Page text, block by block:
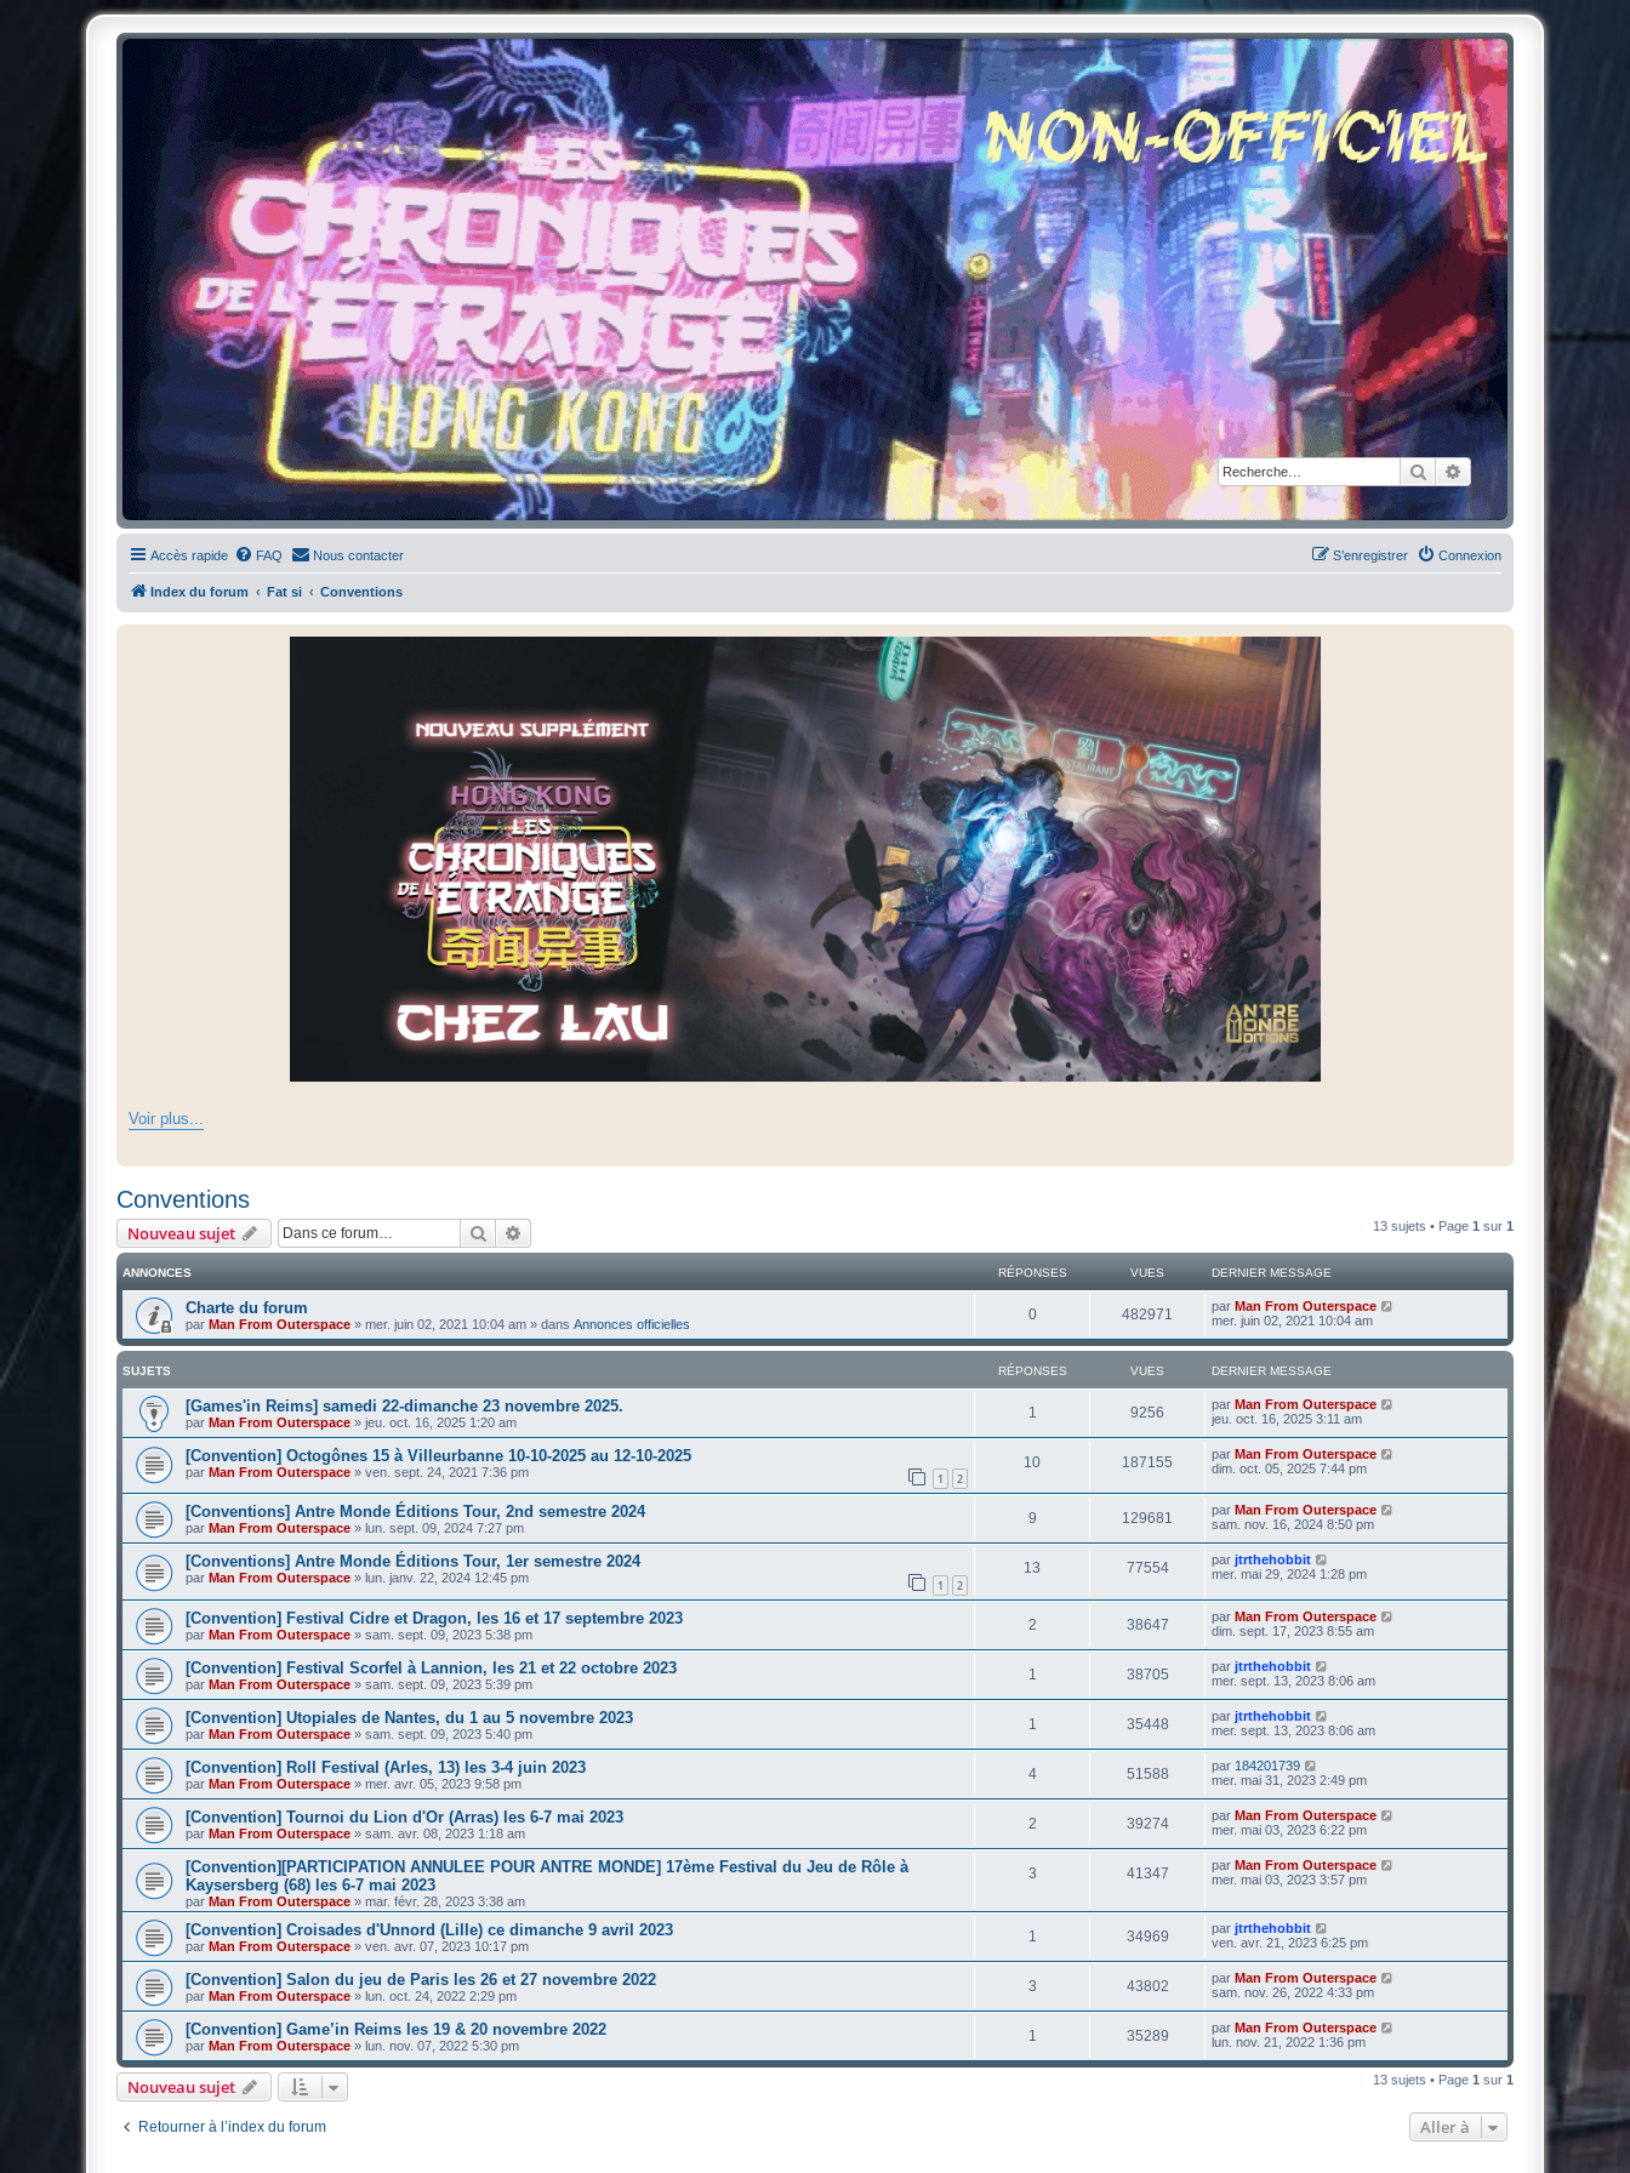
RechercherRecherche avancée
Chroniques de l'Étrange NO
Pour les amateurs des Chroniques de l'Étrange
Accès rapide FAQ Nous contacter Connexion
S’enregistrer
Index du forum Fat si Conventions
Voir plus...
Conventions
Nouveau sujet Rechercher 13 sujets • Page 1 sur 1
ANNONCES RÉPONSES VUES DERNIER MESSAGE
Charte du forum
par Man From Outerspace » mer. juin 02, 2021 10:04 am » dans Annonces officielles
0 482971 par Man From Outerspace
mer. juin 02, 2021 10:04 am
SUJETS RÉPONSES VUES DERNIER MESSAGE
[Games'in Reims] samedi 22-dimanche 23 novembre 2025.
par Man From Outerspace » jeu. oct. 16, 2025 1:20 am
1 9256 par Man From Outerspace
jeu. oct. 16, 2025 3:11 am
[Convention] Octogônes 15 à Villeurbanne 10-10-2025 au 12-10-2025
par Man From Outerspace » ven. sept. 24, 2021 7:36 pm 1 2
10 187155 par Man From Outerspace
dim. oct. 05, 2025 7:44 pm
[Conventions] Antre Monde Éditions Tour, 2nd semestre 2024
par Man From Outerspace » lun. sept. 09, 2024 7:27 pm
9 129681 par Man From Outerspace
sam. nov. 16, 2024 8:50 pm
[Conventions] Antre Monde Éditions Tour, 1er semestre 2024
par Man From Outerspace » lun. janv. 22, 2024 12:45 pm 1 2
13 77554 par jtrthehobbit
mer. mai 29, 2024 1:28 pm
[Convention] Festival Cidre et Dragon, les 16 et 17 septembre 2023
par Man From Outerspace » sam. sept. 09, 2023 5:38 pm
2 38647 par Man From Outerspace
dim. sept. 17, 2023 8:55 am
[Convention] Festival Scorfel à Lannion, les 21 et 22 octobre 2023
par Man From Outerspace » sam. sept. 09, 2023 5:39 pm
1 38705 par jtrthehobbit
mer. sept. 13, 2023 8:06 am
[Convention] Utopiales de Nantes, du 1 au 5 novembre 2023
par Man From Outerspace » sam. sept. 09, 2023 5:40 pm
1 35448 par jtrthehobbit
mer. sept. 13, 2023 8:06 am
[Convention] Roll Festival (Arles, 13) les 3-4 juin 2023
par Man From Outerspace » mer. avr. 05, 2023 9:58 pm
4 51588 par 184201739
mer. mai 31, 2023 2:49 pm
[Convention] Tournoi du Lion d'Or (Arras) les 6-7 mai 2023
par Man From Outerspace » sam. avr. 08, 2023 1:18 am
2 39274 par Man From Outerspace
mer. mai 03, 2023 6:22 pm
[Convention][PARTICIPATION ANNULEE POUR ANTRE MONDE] 17ème Festival du Jeu de Rôle à
Kaysersberg (68) les 6-7 mai 2023
par Man From Outerspace » mar. févr. 28, 2023 3:38 am
3 41347 par Man From Outerspace
mer. mai 03, 2023 3:57 pm
[Convention] Croisades d'Unnord (Lille) ce dimanche 9 avril 2023
par Man From Outerspace » ven. avr. 07, 2023 10:17 pm
1 34969 par jtrthehobbit
ven. avr. 21, 2023 6:25 pm
[Convention] Salon du jeu de Paris les 26 et 27 novembre 2022
par Man From Outerspace » lun. oct. 24, 2022 2:29 pm
3 43802 par Man From Outerspace
sam. nov. 26, 2022 4:33 pm
[Convention] Game’in Reims les 19 & 20 novembre 2022
par Man From Outerspace » lun. nov. 07, 2022 5:30 pm
1 35289 par Man From Outerspace
lun. nov. 21, 2022 1:36 pm
Nouveau sujet 13 sujets • Page 1 sur 1
Retourner à l’index du forum Aller à